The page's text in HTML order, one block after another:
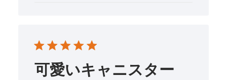
可愛いキャニスター